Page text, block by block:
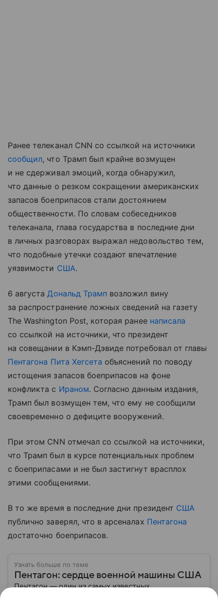
Ранее телеканал CNN со ссылкой на источники
сообщил, что Трамп был крайне возмущен
и не сдерживал эмоций, когда обнаружил,
что данные о резком сокращении американских
запасов боеприпасов стали достоянием
общественности. По словам собеседников
телеканала, глава государства в последние дни
в личных разговорах выражал недовольство тем,
что подобные утечки создают впечатление
уязвимости США.
6 августаДональд Трамп возложил вину
за распространение ложных сведений на газету
The Washington Post, которая ранее написала
со ссылкой на источники, что президент
на совещании в Кэмп-Дэвиде потребовал от главы
Пентагона Пита Хегсета объяснений по поводу
истощения запасов боеприпасов на фоне
конфликта с Ираном. Согласно данным издания,
Трамп был возмущен тем, что ему не сообщили
своевременно о дефиците вооружений.
При этом CNN отмечал со ссылкой на источники,
что Трамп был в курсе потенциальных проблем
с боеприпасами и не был застигнут врасплох
этими сообщениями.
В то же время в последние дни президент США
публично заверял, что в арсеналах Пентагона
достаточно боеприпасов.
Узнать больше по теме
Пентагон: сердце военной машины США
Пентагон — один из самых известных